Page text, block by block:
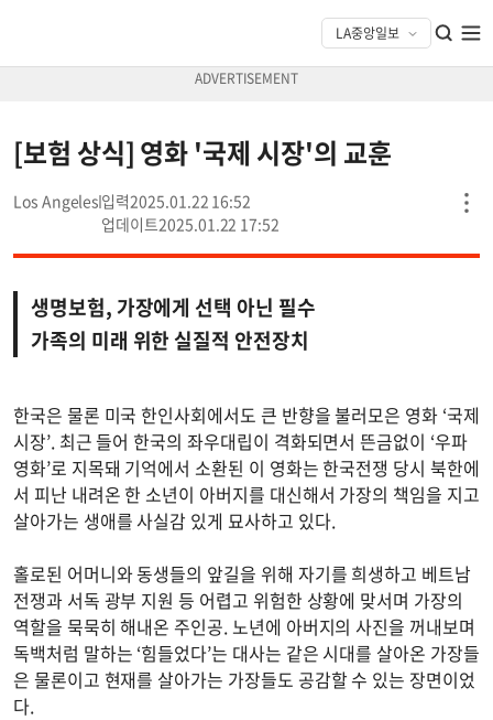
[보험 상식] 영화 '국제 시장'의 교훈
Los Angeles
2025.01.22 16:52
2025.01.22 17:52
생명보험, 가장에게 선택 아닌 필수
가족의 미래 위한 실질적 안전장치
한국은 물론 미국 한인사회에서도 큰 반향을 불러모은 영화 ‘국제
시장’. 최근 들어 한국의 좌우대립이 격화되면서 뜬금없이 ‘우파
영화’로 지목돼 기억에서 소환된 이 영화는 한국전쟁 당시 북한에
서 피난 내려온 한 소년이 아버지를 대신해서 가장의 책임을 지고
살아가는 생애를 사실감 있게 묘사하고 있다.
홀로된 어머니와 동생들의 앞길을 위해 자기를 희생하고 베트남
전쟁과 서독 광부 지원 등 어렵고 위험한 상황에 맞서며 가장의
역할을 묵묵히 해내온 주인공. 노년에 아버지의 사진을 꺼내보며
독백처럼 말하는 ‘힘들었다’는 대사는 같은 시대를 살아온 가장들
은 물론이고 현재를 살아가는 가장들도 공감할 수 있는 장면이었
다.